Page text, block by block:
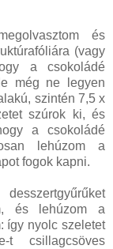
és
(vagy
a csokoládé
még ne legyen
szintén 7,5 x
szúrok ki, és
a csokoládé
lehúzom a
fogok kapni.
és lehúzom a
így nyolc szeletet
t csillagcsöves